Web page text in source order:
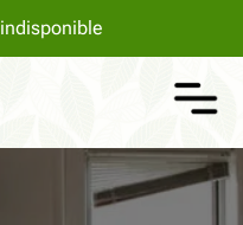
indisponible